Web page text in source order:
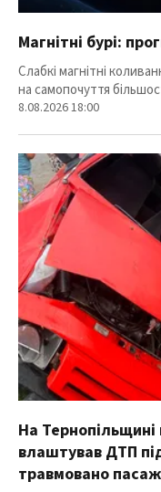
Магнітні бурі:
Слабкі магнітні
на самопочуття
8.08.2026 18:00
На Тернопільщині
влаштував ДТП під
травмовано